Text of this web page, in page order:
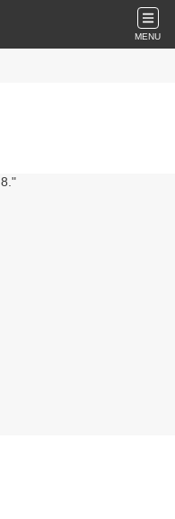
MENU